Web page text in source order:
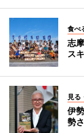
食べ
志
ス
見る
伊
勢